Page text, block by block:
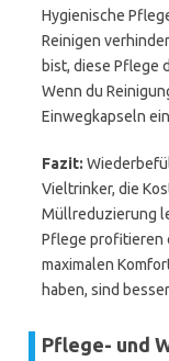
Hygienische
Reinigen
bist, diese Pflege
Wenn du
Einwegkapseln
Fazit:
Vieltrinker, die
Müllreduzierung
Pflege profitieren
maximalen
haben, sind
Pflege- und